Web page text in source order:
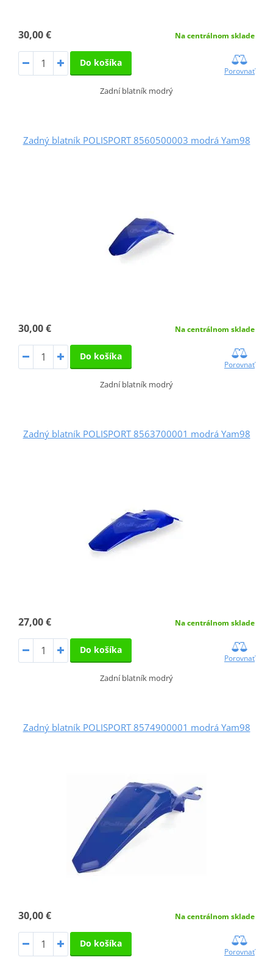
30,00 € Na centrálnom sklade
Do košíka
Porovnať
Zadní blatník modrý
Zadný blatník POLISPORT 8560500003 modrá Yam98
30,00 € Na centrálnom sklade
Do košíka
Porovnať
Zadní blatník modrý
Zadný blatník POLISPORT 8563700001 modrá Yam98
27,00 € Na centrálnom sklade
Do košíka
Porovnať
Zadní blatník modrý
Zadný blatník POLISPORT 8574900001 modrá Yam98
30,00 € Na centrálnom sklade
Do košíka
Porovnať